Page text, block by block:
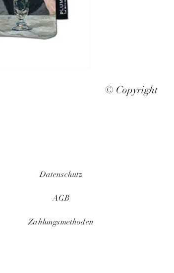
© Copyright
Datenschutz
AGB
Zahlungsmethoden